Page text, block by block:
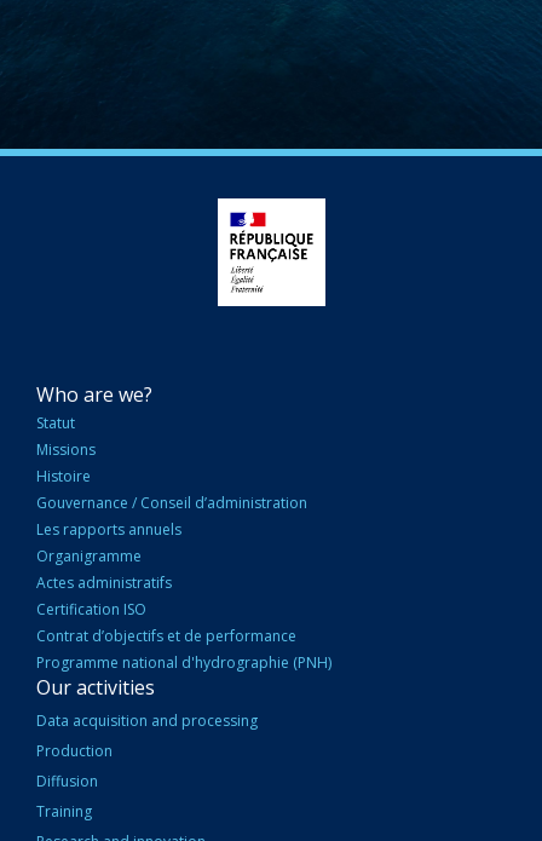
NAVIGATION
PRINCIPALE
Who are we?
Statut
Missions
Histoire
Gouvernance / Conseil d’administration
Les rapports annuels
Organigramme
Actes administratifs
Certification ISO
Contrat d’objectifs et de performance
Programme national d'hydrographie (PNH)
Our activities
Data acquisition and processing
Production
Diffusion
Training